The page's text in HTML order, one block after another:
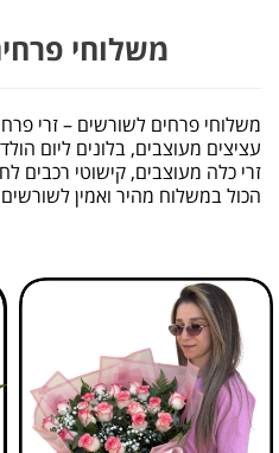
משלוחי
משלוחי פרחים לשורשים – זרי
עציצים מעוצבים, בלונים ליום
זרי כלה מעוצבים, קישוטי רכבים
הכול במשלוח מהיר ואמין